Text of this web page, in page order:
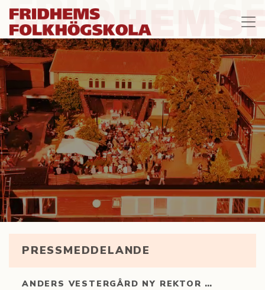
PRESSMEDDELANDE
ANDERS VESTERGÅRD NY REKTOR …